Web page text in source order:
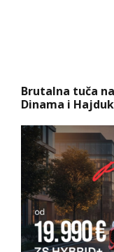
Brutalna tuča
Dinama i